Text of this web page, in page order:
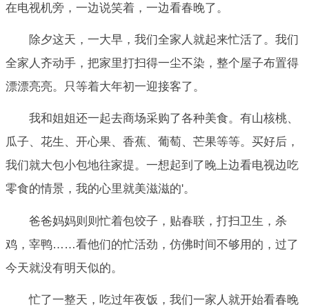
在电视机旁，一边说笑着，一边看春晚了。
除夕这天，一大早，我们全家人就起来忙活了。我们
全家人齐动手，把家里打扫得一尘不染，整个屋子布置得
漂漂亮亮。只等着大年初一迎接客了。
我和姐姐还一起去商场采购了各种美食。有山核桃、
瓜子、花生、开心果、香蕉、葡萄、芒果等等。买好后，
我们就大包小包地往家提。一想起到了晚上边看电视边吃
零食的情景，我的心里就美滋滋的'。
爸爸妈妈则则忙着包饺子，贴春联，打扫卫生，杀
鸡，宰鸭……看他们的忙活劲，仿佛时间不够用的，过了
今天就没有明天似的。
忙了一整天，吃过年夜饭，我们一家人就开始看春晚